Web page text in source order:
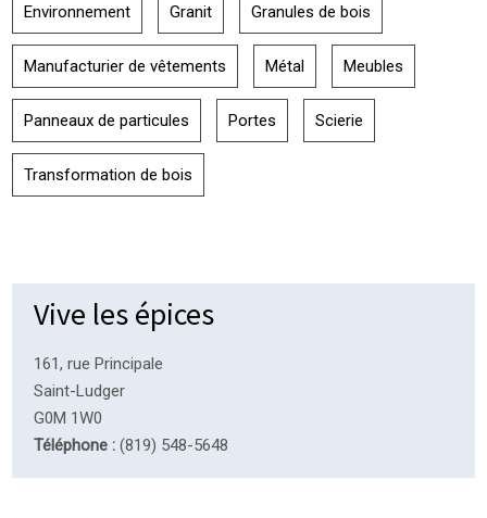
Environnement Granit Granules de bois
Manufacturier de vêtements Métal Meubles
Panneaux de particules Portes Scierie
Transformation de bois
Vive les épices
161, rue Principale
Saint-Ludger
G0M 1W0
Téléphone : (819) 548-5648